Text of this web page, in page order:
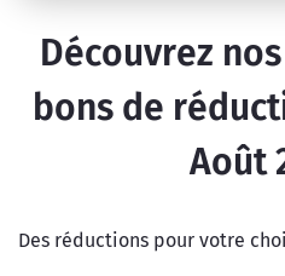
Découvrez nos
bons de
Août
Des réductions pour votre